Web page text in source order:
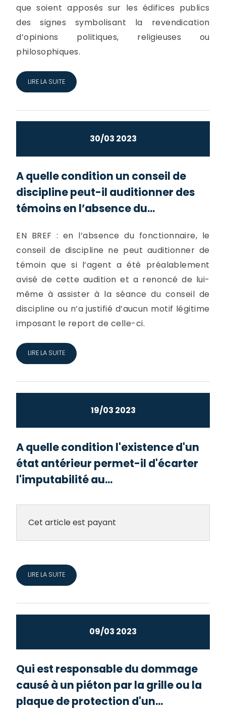
que soient apposés sur les édifices publics
des signes symbolisant la revendication
d’opinions politiques, religieuses ou
philosophiques.
LIRE LA SUITE
30/03 2023
A quelle condition un conseil de
discipline peut-il auditionner des
témoins en l’absence du...
EN BREF : en l’absence du fonctionnaire, le
conseil de discipline ne peut auditionner de
témoin que si l’agent a été préalablement
avisé de cette audition et a renoncé de lui-
même à assister à la séance du conseil de
discipline ou n’a justifié d’aucun motif légitime
imposant le report de celle-ci.
LIRE LA SUITE
19/03 2023
A quelle condition l'existence d'un
état antérieur permet-il d'écarter
l'imputabilité au...
Cet article est payant
LIRE LA SUITE
09/03 2023
Qui est responsable du dommage
causé à un piéton par la grille ou la
plaque de protection d'un...